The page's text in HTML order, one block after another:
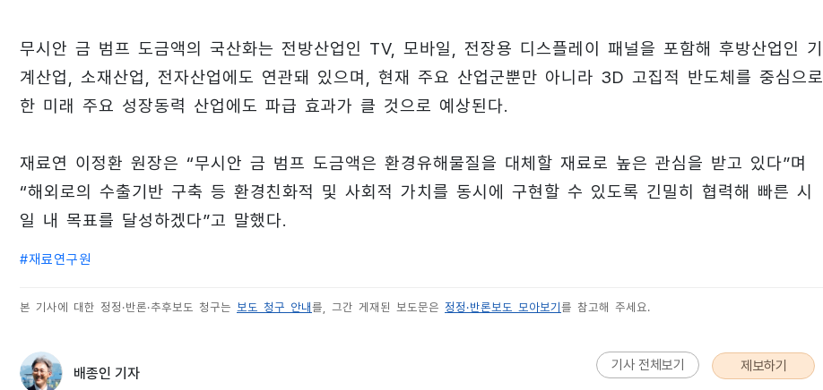
무시안 금 범프 도금액의 국산화는 전방산업인 TV, 모바일, 전장용 디스플레이 패널을 포함해 후방산업인 기
계산업, 소재산업, 전자산업에도 연관돼 있으며, 현재 주요 산업군뿐만 아니라 3D 고집적 반도체를 중심으로
한 미래 주요 성장동력 산업에도 파급 효과가 클 것으로 예상된다.
재료연 이정환 원장은 “무시안 금 범프 도금액은 환경유해물질을 대체할 재료로 높은 관심을 받고 있다”며
“해외로의 수출기반 구축 등 환경친화적 및 사회적 가치를 동시에 구현할 수 있도록 긴밀히 협력해 빠른 시
일 내 목표를 달성하겠다”고 말했다.
#재료연구원
본 기사에 대한 정정·반론·추후보도 청구는 보도 청구 안내를, 그간 게재된 보도문은 정정·반론보도 모아보기를 참고해 주세요.
배종인 기자 기사 전체보기 제보하기